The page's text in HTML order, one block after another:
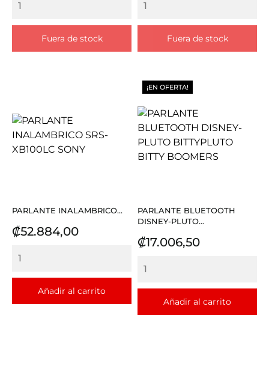
Fuera de stock Fuera de stock
PARLANTE INALAMBRICO...
Precio
₡52.884,00
Añadir al carrito
PARLANTE BLUETOOTH
DISNEY-PLUTO...
Precio
₡17.006,50
Añadir al carrito
¡EN OFERTA!